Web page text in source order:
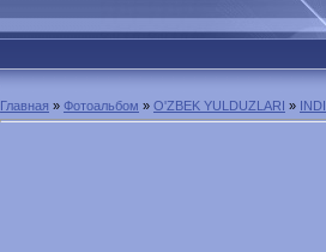
Главная » Фотоальбом » O'ZBEK YULDUZLARI » INDI